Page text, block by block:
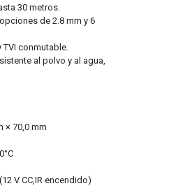
30 metros.
de 2.8 mm y 6
TVI conmutable.
al polvo y al agua,
× 70,0 mm
V CC,IR encendido)